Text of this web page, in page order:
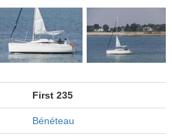
First 235
Bénéteau